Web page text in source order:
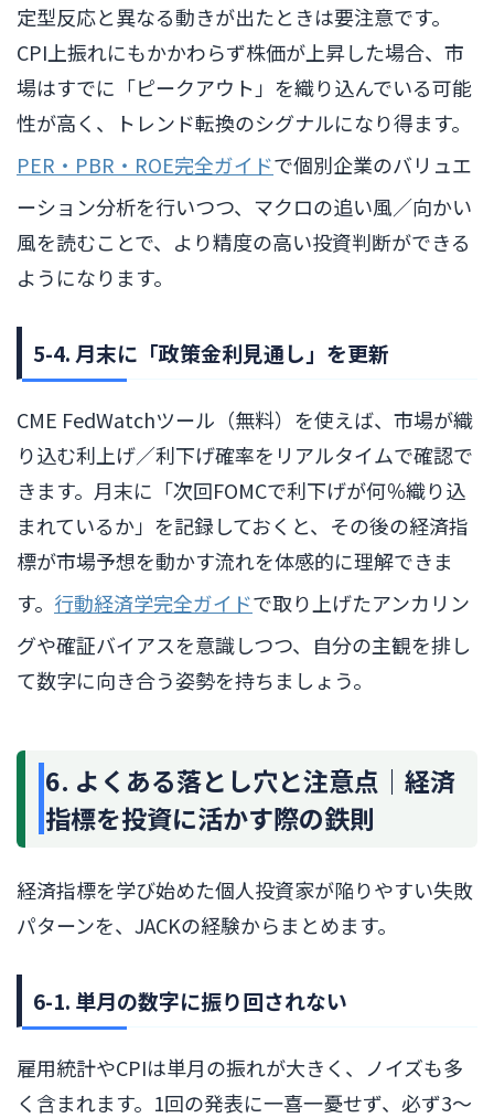
定型反応と異なる動きが出たときは要注意です。
CPI上振れにもかかわらず株価が上昇した場合、市
場はすでに「ピークアウト」を織り込んでいる可能
性が高く、トレンド転換のシグナルになり得ます。
PER・PBR・ROE完全ガイドで個別企業のバリュエ
ーション分析を行いつつ、マクロの追い風／向かい
風を読むことで、より精度の高い投資判断ができる
ようになります。
5-4. 月末に「政策金利見通し」を更新
CME FedWatchツール（無料）を使えば、市場が織
り込む利上げ／利下げ確率をリアルタイムで確認で
きます。月末に「次回FOMCで利下げが何％織り込
まれているか」を記録しておくと、その後の経済指
標が市場予想を動かす流れを体感的に理解できま
す。 行動経済学完全ガイドで取り上げたアンカリン
グや確証バイアスを意識しつつ、自分の主観を排し
て数字に向き合う姿勢を持ちましょう。
6. よくある落とし穴と注意点｜経済
指標を投資に活かす際の鉄則
経済指標を学び始めた個人投資家が陥りやすい失敗
パターンを、JACKの経験からまとめます。
6-1. 単月の数字に振り回されない
雇用統計やCPIは単月の振れが大きく、ノイズも多
く含まれます。1回の発表に一喜一憂せず、必ず3〜